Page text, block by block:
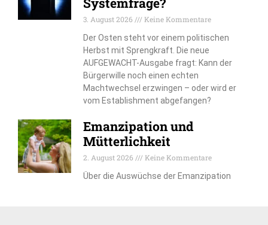
3. August 2026
Keine Kommentare
Der Osten steht vor einem politischen
Herbst mit Sprengkraft. Die neue
AUFGEWACHT-Ausgabe fragt: Kann der
Bürgerwille noch einen echten
Machtwechsel erzwingen – oder wird er
vom Establishment abgefangen?
Emanzipation und
Mütterlichkeit
2. August 2026
Keine Kommentare
Über die Auswüchse der Emanzipation